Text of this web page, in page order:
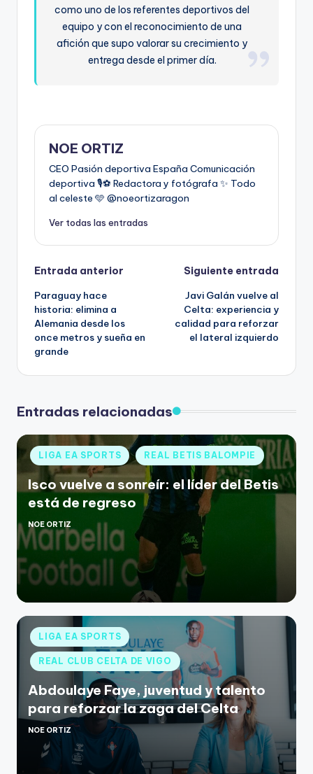
como uno de los referentes deportivos del
equipo y con el reconocimiento de una
afición que supo valorar su crecimiento y
entrega desde el primer día.
NOE ORTIZ
CEO Pasión deportiva España Comunicación
deportiva 🎙️⚽️ Redactora y fotógrafa ✨ Todo
al celeste 🩵 @noeortizaragon
Ver todas las entradas
Entrada anterior
Paraguay hace
historia: elimina a
Alemania desde los
once metros y sueña en
grande
Siguiente entrada
Javi Galán vuelve al
Celta: experiencia y
calidad para reforzar
el lateral izquierdo
Entradas relacionadas
LIGA EA SPORTS REAL BETIS BALOMPIE
Isco vuelve a sonreír: el líder del Betis
está de regreso
NOE ORTIZ
LIGA EA SPORTS
REAL CLUB CELTA DE VIGO
Abdoulaye Faye, juventud y talento
para reforzar la zaga del Celta
NOE ORTIZ